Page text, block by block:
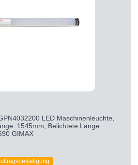
LED Maschinenleuchte,
1545mm, Belichtete Länge:
GIMAX